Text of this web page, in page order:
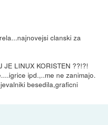
clanski za
LINUX KORISTEN ??!?!
ipd.,..me ne zanimajo.
besedila,graficni